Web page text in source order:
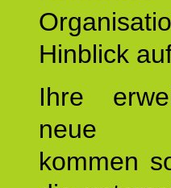
Hinblick
Ihre
neue
kommen